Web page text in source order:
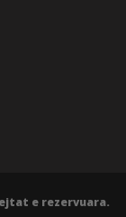
e rezervuara.